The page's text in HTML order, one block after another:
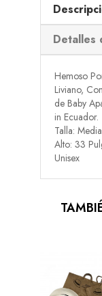
Detalles
Hemoso
Liviano,
de Baby
in Ecuador.
Talla:
Alto: 33
Unisex